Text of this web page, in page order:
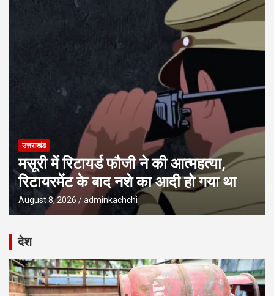
उत्तराखंड
मसूरी में रिटायर्ड फौजी ने की आत्महत्या,
रिटायरमेंट के बाद नशे का आदी हो गया था
August 8, 2026 adminkachchi
देश